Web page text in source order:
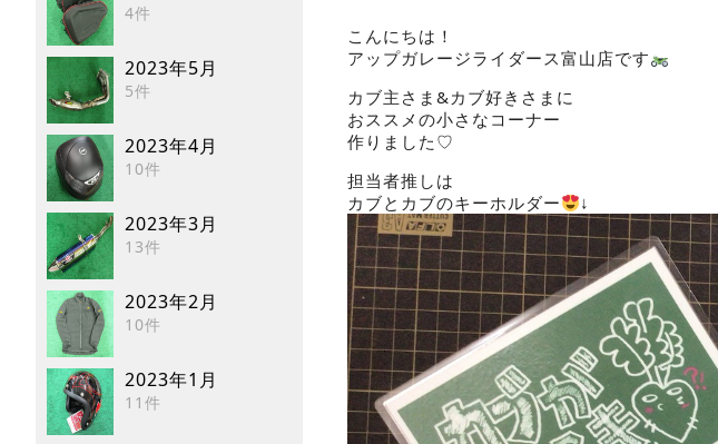
4件
2023年5月
5件
2023年4月
10件
2023年3月
13件
2023年2月
10件
2023年1月
11件
こんにちは！
アップガレージライダース富山店です
カブ主さま&カブ好きさまに
おススメの小さなコーナー
作りました♡
担当者推しは
カブとカブのキーホルダー
↓